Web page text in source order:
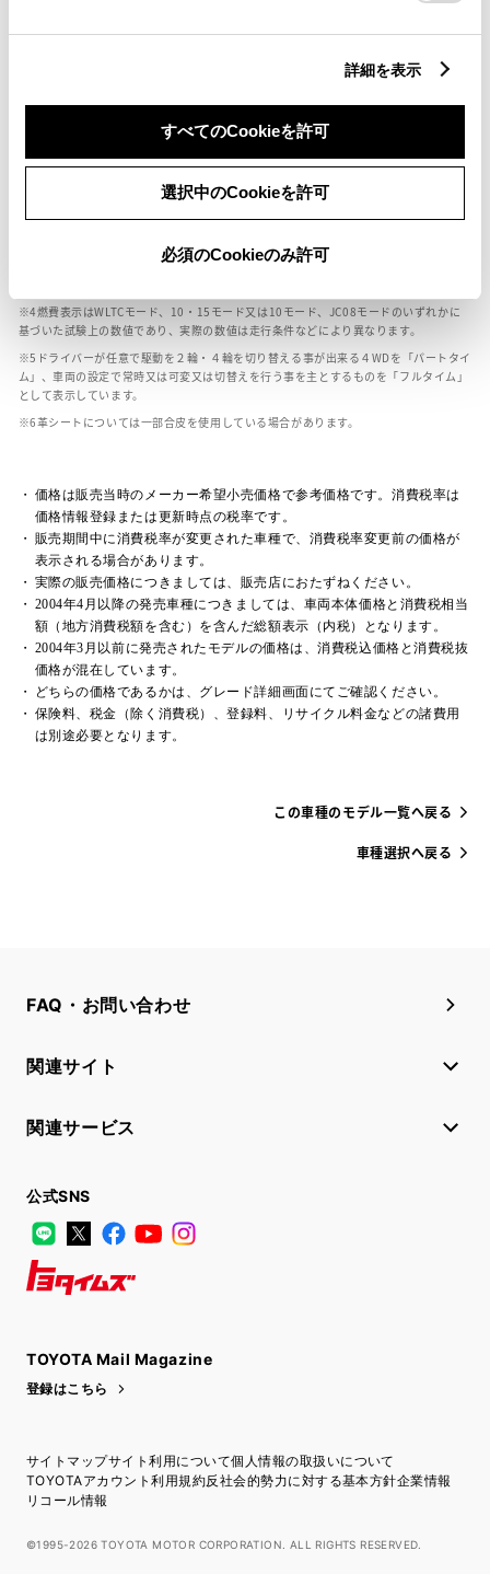
詳細を表示
すべてのCookieを許可
選択中のCookieを許可
必須のCookieのみ許可
装備・オプション
ボディカラー
ールベースが左右で数値が異なる場合がございます。
エンジン仕様により、×2の表記がしてある場合がございます。（ロータリーエンジ
車の種類、仕様により燃料タンクが二つある場合と異なる燃料タンクが二つある場
燃費表示はWLTCモード、10・15モード又は10モード、JC08モードのいずれかに
基づいた試験上の数値であり、実際の数値は走行条件などにより異なります。
ドライバーが任意で駆動を２輪・４輪を切り替える事が出来る４WDを「パートタイ
ム」、車両の設定で常時又は可変又は切替えを行う事を主とするものを「フルタイム」
として表示しています。
革シートについては一部合皮を使用している場合があります。
価格は販売当時のメーカー希望小売価格で参考価格です。消費税率は
価格情報登録または更新時点の税率です。
販売期間中に消費税率が変更された車種で、消費税率変更前の価格が
表示される場合があります。
実際の販売価格につきましては、販売店におたずねください。
2004年4月以降の発売車種につきましては、車両本体価格と消費税相当
額（地方消費税額を含む）を含んだ総額表示（内税）となります。
2004年3月以前に発売されたモデルの価格は、消費税込価格と消費税抜
価格が混在しています。
どちらの価格であるかは、グレード詳細画面にてご確認ください。
保険料、税金（除く消費税）、登録料、リサイクル料金などの諸費用
は別途必要となります。
この車種のモデル一覧へ戻る
車種選択へ戻る
FAQ・お問い合わせ
関連サイト
関連サービス
公式SNS
LINE
X FacebookYouTube
TOYOTA Mail Magazine
登録はこちら
サイトマップサイト利用について個人情報の取扱いについて
TOYOTAアカウント利用規約反社会的勢力に対する基本方針企業情報
リコール情報
©1995-2026 TOYOTA MOTOR CORPORATION. ALL RIGHTS RESERVED.